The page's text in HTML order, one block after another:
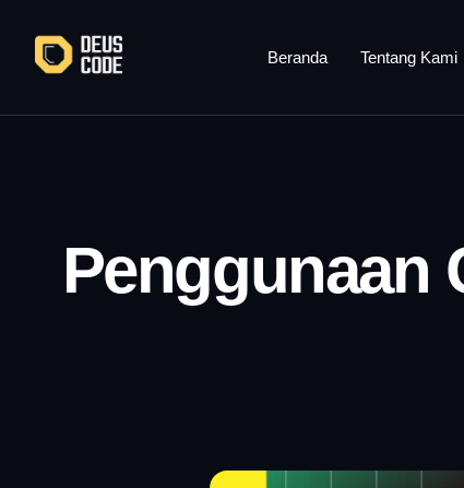
konten
Beranda Tentang Kami
Penggunaan